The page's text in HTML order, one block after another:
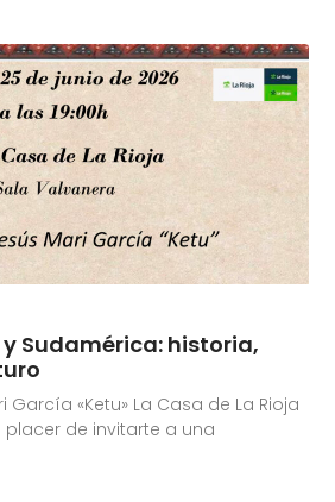
Sudamérica: historia,
García «Ketu» La Casa de La Rioja
placer de invitarte a una